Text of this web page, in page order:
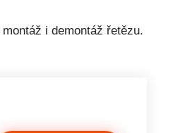
i demontáž řetězu.